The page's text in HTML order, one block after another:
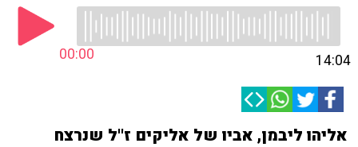
00:00 14:04
אליהו ליבמן, אביו של אליקים ז''ל שנרצח